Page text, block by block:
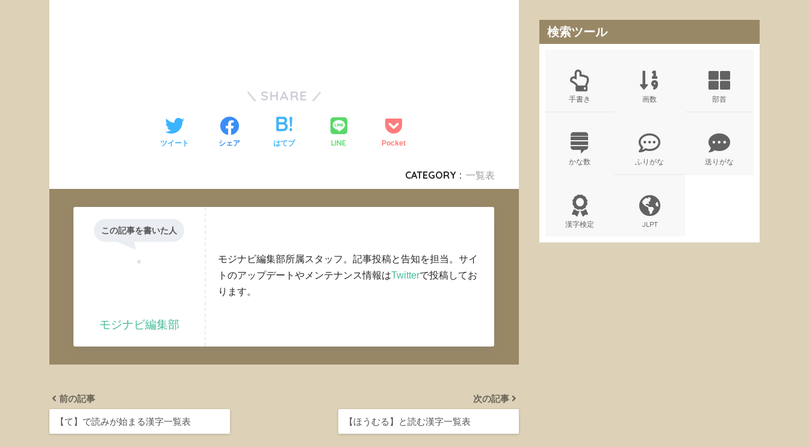
SHARE
ツイート シェア はてブ LINE Pocket
CATEGORY : 一覧表
この記事を書いた人
モジナビ編集部
モジナビ編集部所属スタッフ。記事投稿と告知を担当。サイ
トのアップデートやメンテナンス情報はTwitterで投稿してお
ります。
前の記事
【て】で読みが始まる漢字一覧表
次の記事
【ほうむる】と読む漢字一覧表
検索ツール
手書き 画数 部首
かな数 ふりがな 送りがな
漢字検定 JLPT